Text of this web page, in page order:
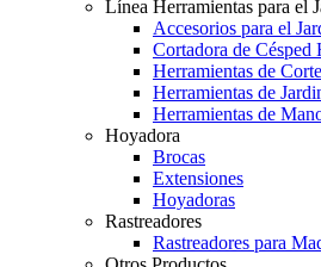
Línea Herramientas para el
Accesorios para el
Cortadora de Césped
Herramientas de Corte
Herramientas de
Herramientas de
Hoyadora
Brocas
Extensiones
Hoyadoras
Rastreadores
Rastreadores para